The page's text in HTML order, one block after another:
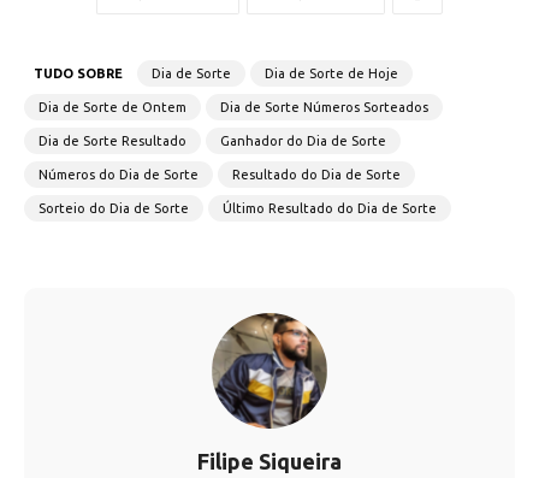
TUDO SOBRE Dia de Sorte Dia de Sorte de Hoje
Dia de Sorte de Ontem Dia de Sorte Números Sorteados
Dia de Sorte Resultado Ganhador do Dia de Sorte
Números do Dia de Sorte Resultado do Dia de Sorte
Sorteio do Dia de Sorte Último Resultado do Dia de Sorte
Filipe Siqueira